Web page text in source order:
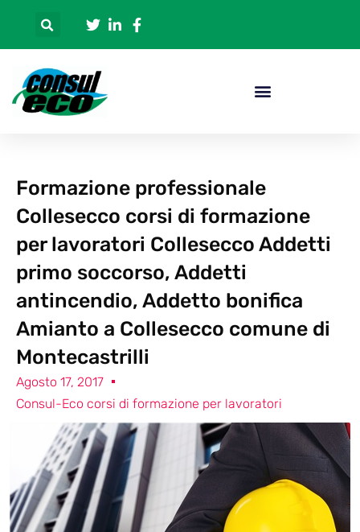
Formazione professionale
Collesecco corsi di formazione
per lavoratori Collesecco Addetti
primo soccorso, Addetti
antincendio, Addetto bonifica
Amianto a Collesecco comune di
Montecastrilli
Agosto 17, 2017
Consul-Eco corsi di formazione per lavoratori